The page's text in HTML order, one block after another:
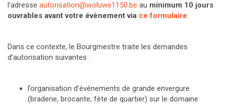
l’adresse autorisation@woluwe1150.be au minimum 10 jours
ouvrables avant votre évènement via ce formulaire.
Dans ce contexte, le Bourgmestre traite les demandes
d’autorisation suivantes :
l’organisation d’événements de grande envergure
(braderie, brocante, fête de quartier) sur le domaine